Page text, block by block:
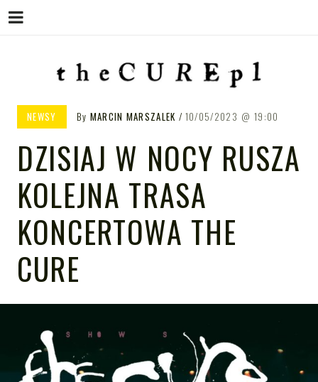
THE CURE PL – POLSKA
STRONA FANÓW ZESPOŁU THE
CURE
NEWSY By MARCIN MARSZALEK 10/05/2023 19:00
DZISIAJ W NOCY RUSZA
KOLEJNA TRASA
KONCERTOWA THE
CURE
Menu